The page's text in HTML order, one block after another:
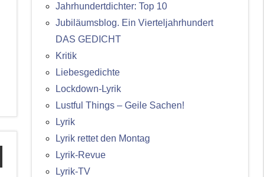
Jahrhundertdichter: Top 10
Jubiläumsblog. Ein Vierteljahrhundert
DAS GEDICHT
Kritik
Liebesgedichte
Lockdown-Lyrik
Lustful Things – Geile Sachen!
Lyrik
Lyrik rettet den Montag
Lyrik-Revue
Lyrik-TV